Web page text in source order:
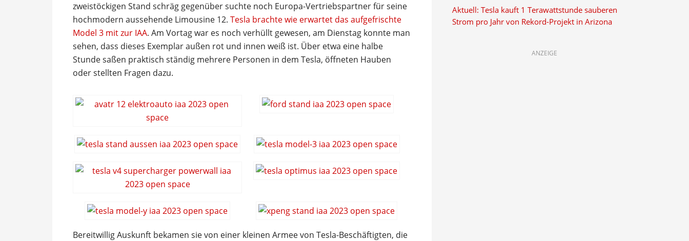
zweistöckigen Stand schräg gegenüber suchte noch Europa-Vertriebspartner für seine
hochmodern aussehende Limousine 12. Tesla brachte wie erwartet das aufgefrischte
Model 3 mit zur IAA. Am Vortag war es noch verhüllt gewesen, am Dienstag konnte man
sehen, dass dieses Exemplar außen rot und innen weiß ist. Über etwa eine halbe
Stunde saßen praktisch ständig mehrere Personen in dem Tesla, öffneten Hauben
oder stellten Fragen dazu.
Bereitwillig Auskunft bekamen sie von einer kleinen Armee von Tesla-Beschäftigten, die
Aktuell: Tesla kauft 1 Terawattstunde sauberen
Strom pro Jahr von Rekord-Projekt in Arizona
ANZEIGE